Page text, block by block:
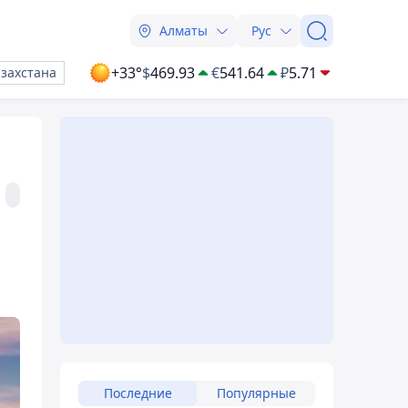
Алматы Рус
+33°$469.93 €541.64 ₽5.71
Последние Популярные